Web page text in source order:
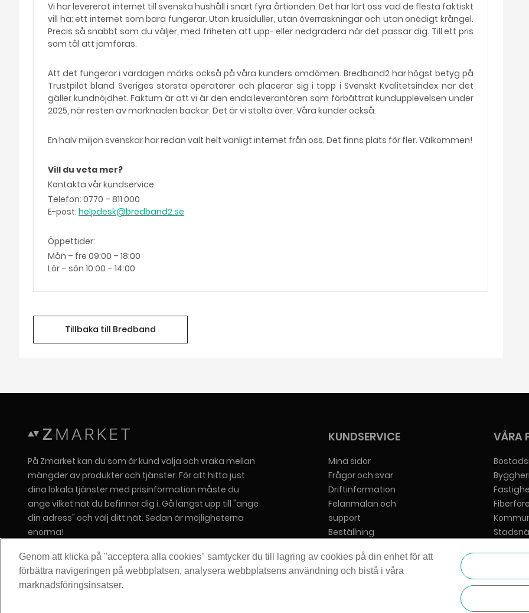
Vi har levererat internet till svenska hushåll i snart fyra årtionden. Det har lärt oss vad de flesta faktiskt
vill ha: ett internet som bara fungerar. Utan krusiduller, utan överraskningar och utan onödigt krångel.
Precis så snabbt som du väljer, med friheten att upp- eller nedgradera när det passar dig. Till ett pris
som tål att jämföras.
Att det fungerar i vardagen märks också på våra kunders omdömen. Bredband2 har högst betyg på
Trustpilot bland Sveriges största operatörer och placerar sig i topp i Svenskt Kvalitetsindex när det
gäller kundnöjdhet. Faktum är att vi är den enda leverantören som förbättrat kundupplevelsen under
2025, när resten av marknaden backar. Det är vi stolta över. Våra kunder också.
En halv miljon svenskar har redan valt helt vanligt internet från oss. Det finns plats för fler. Välkommen!
Vill du veta mer?
Kontakta vår kundservice:
Telefon: 0770 – 811 000
E-post: helpdesk@bredband2.se
Öppettider:
Mån – fre 09:00 – 18:00
Lör – sön 10:00 – 14:00
Tillbaka till Bredband
På Zmarket kan du som är kund välja och vraka mellan
mängder av produkter och tjänster. För att hitta just
dina lokala tjänster med prisinformation måste du
ange vilket nät du befinner dig i. Gå längst upp till "ange
din adress" och välj ditt nät. Sedan är möjligheterna
enorma!
Om Zitius
Press
KUNDSERVICE
Mina sidor
Frågor och svar
Driftinformation
Felanmälan och
support
Beställning
Bredbandsrådgivaren
Vår cookiepolicy
VÅRA
Genom att klicka på "acceptera alla cookies" samtycker du till lagring av cookies på din enhet för att
förbättra navigeringen på webbplatsen, analysera webbplatsens användning och bistå i våra
marknadsföringsinsatser.